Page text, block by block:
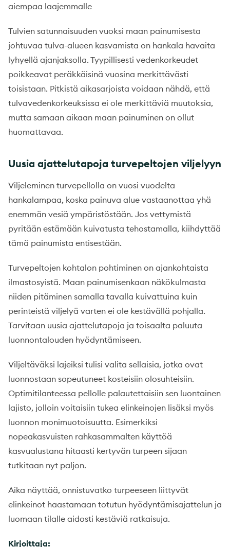
aiempaa laajemmalle
Tulvien satunnaisuuden vuoksi maan painumisesta
johtuvaa tulva-alueen kasvamista on hankala havaita
lyhyellä ajanjaksolla. Tyypillisesti vedenkorkeudet
poikkeavat peräkkäisinä vuosina merkittävästi
toisistaan. Pitkistä aikasarjoista voidaan nähdä, että
tulvavedenkorkeuksissa ei ole merkittäviä muutoksia,
mutta samaan aikaan maan painuminen on ollut
huomattavaa.
Uusia ajattelutapoja turvepeltojen viljelyyn
Viljeleminen turvepellolla on vuosi vuodelta
hankalampaa, koska painuva alue vastaanottaa yhä
enemmän vesiä ympäristöstään. Jos vettymistä
pyritään estämään kuivatusta tehostamalla, kiihdyttää
tämä painumista entisestään.
Turvepeltojen kohtalon pohtiminen on ajankohtaista
ilmastosyistä. Maan painumisenkaan näkökulmasta
niiden pitäminen samalla tavalla kuivattuina kuin
perinteistä viljelyä varten ei ole kestävällä pohjalla.
Tarvitaan uusia ajattelutapoja ja toisaalta paluuta
luonnontalouden hyödyntämiseen.
Viljeltäväksi lajeiksi tulisi valita sellaisia, jotka ovat
luonnostaan sopeutuneet kosteisiin olosuhteisiin.
Optimitilanteessa pellolle palautettaisiin sen luontainen
lajisto, jolloin voitaisiin tukea elinkeinojen lisäksi myös
luonnon monimuotoisuutta. Esimerkiksi
nopeakasvuisten rahkasammalten käyttöä
kasvualustana hitaasti kertyvän turpeen sijaan
tutkitaan nyt paljon.
Aika näyttää, onnistuvatko turpeeseen liittyvät
elinkeinot haastamaan totutun hyödyntämisajattelun ja
luomaan tilalle aidosti kestäviä ratkaisuja.
Kirjoittaja: